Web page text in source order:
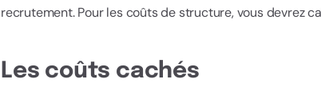
recrutement. Pour les coûts de structure, vous devrez
Les coûts cachés